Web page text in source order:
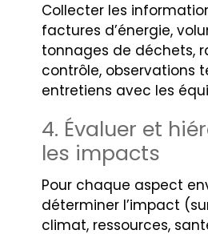
Collecter les
factures d’énergie,
tonnages de déchets,
contrôle, observations
entretiens avec les
4. Évaluer et
les impacts
Pour chaque aspect
déterminer l’impact
climat, ressources,